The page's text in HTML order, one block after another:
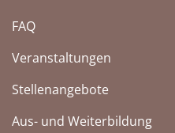
FAQ
Veranstaltungen
Stellenangebote
Aus- und Weiterbildung